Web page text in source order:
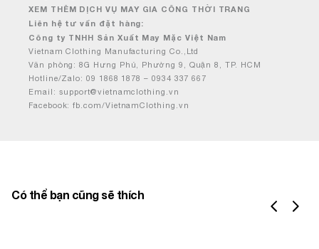
XEM THÊM DỊCH VỤ MAY GIA CÔNG THỜI TRANG
Liên hệ tư vấn đặt hàng:
Công ty TNHH Sản Xuất May Mặc Việt Nam
Vietnam Clothing Manufacturing Co.,Ltd
Văn phòng: 8G Hưng Phú, Phường 9, Quận 8, TP. HCM
Hotline/Zalo: 09 1868 1878 – 0934 337 667
Email: support@vietnamclothing.vn
Facebook: fb.com/VietnamClothing.vn
Có thể bạn cũng sẽ thích